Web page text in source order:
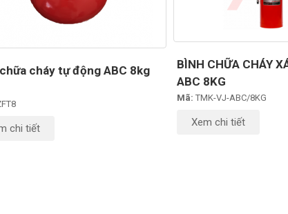
cháy tự động ABC 8kg
chi tiết
BÌNH CHỮA CHÁY
ABC 8KG
Mã: TMK-VJ-ABC/8KG
Xem chi tiết